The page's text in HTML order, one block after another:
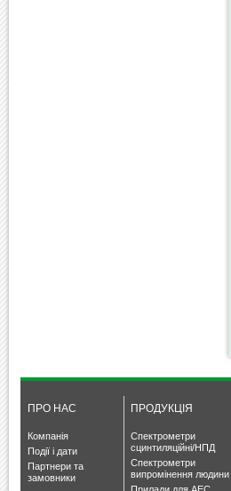
ПРО НАС ПРОДУКЦІЯ
Компанія
Події і дати
Партнери та
замовники
Спектрометри
сцинтиляційні/НПД
Спектрометри
випромінення людини